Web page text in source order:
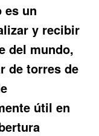
es un
y recibir
del mundo,
de torres de
útil en